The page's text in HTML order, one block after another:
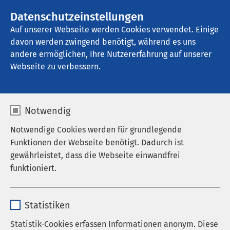
Datenschutzeinstellungen
Auf unserer Webseite werden Cookies verwendet. Einige
davon werden zwingend benötigt, während es uns
andere ermöglichen, Ihre Nutzererfahrung auf unserer
Webseite zu verbessern.
Notwendig
Notwendige Cookies werden für grundlegende
Funktionen der Webseite benötigt. Dadurch ist
gewährleistet, dass die Webseite einwandfrei
funktioniert.
Anbieter sgalinski
Statistiken
Statistik-Cookies erfassen Informationen anonym. Diese
AMEOS Hanse Klinikum Anklam
Kontakt
Anrede
Nachname*